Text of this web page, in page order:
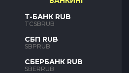
Т-БАНК RUB
TCSBRUB
СБП RUB
SBPRUB
СБЕРБАНК RUB
SBERRUB